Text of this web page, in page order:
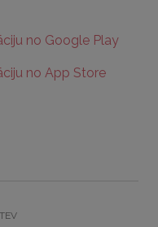
no Google Play
no App Store